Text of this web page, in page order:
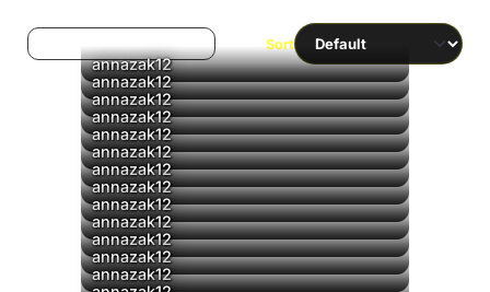
Sort
annazak12
annazak12
▶
annazak12
▶
annazak12
▶
annazak12
annazak12
annazak12
annazak12
▶
annazak12
annazak12
▶
annazak12
annazak12
annazak12